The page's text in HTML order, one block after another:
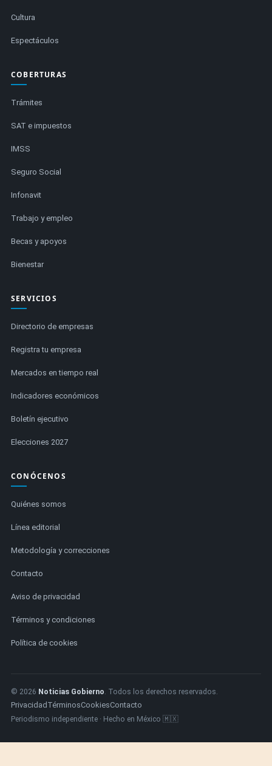
Cultura
Espectáculos
COBERTURAS
Trámites
SAT e impuestos
IMSS
Seguro Social
Infonavit
Trabajo y empleo
Becas y apoyos
Bienestar
SERVICIOS
Directorio de empresas
Registra tu empresa
Mercados en tiempo real
Indicadores económicos
Boletín ejecutivo
Elecciones 2027
CONÓCENOS
Quiénes somos
Línea editorial
Metodología y correcciones
Contacto
Aviso de privacidad
Términos y condiciones
Política de cookies
© 2026 Noticias Gobierno. Todos los derechos reservados.
Privacidad TérminosCookiesContacto
Periodismo independiente · Hecho en México 🇲🇽